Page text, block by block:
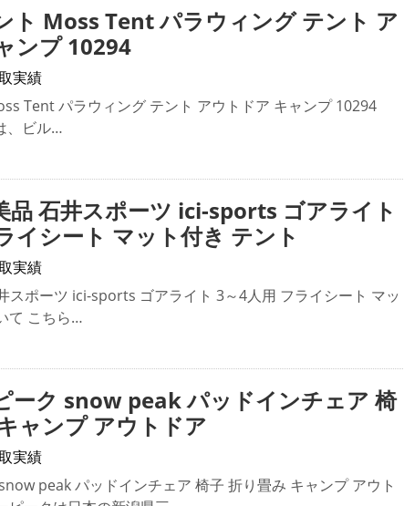
ト Moss Tent パラウィング テント ア
ンプ 10294
実績
Tent パラウィング テント アウトドア キャンプ 10294
、ビル…
品 石井スポーツ ici-sports ゴアライト
イシート マット付き テント
実績
スポーツ ici-sports ゴアライト 3～4人用 フライシート マッ
て こちら…
ーク snow peak パッドインチェア 椅
ャンプ アウトドア
実績
peak パッドインチェア 椅子 折り畳み キャンプ アウト